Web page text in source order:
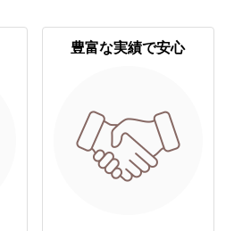
豊富な実績で安心